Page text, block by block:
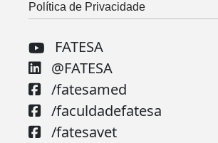
Política de Privacidade
FATESA
@FATESA
/fatesamed
/faculdadefatesa
/fatesavet